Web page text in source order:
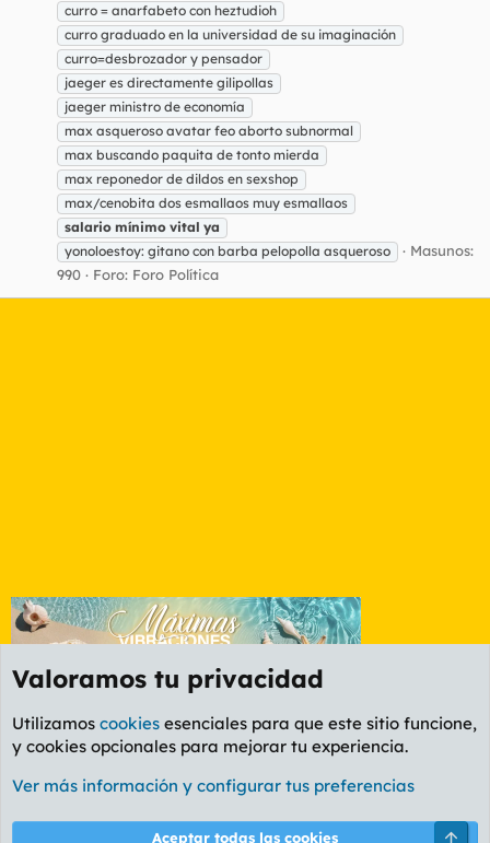
curro = anarfabeto con heztudioh
curro graduado en la universidad de su imaginación
curro=desbrozador y pensador
jaeger es directamente gilipollas
jaeger ministro de economía
max asqueroso avatar feo aborto subnormal
max buscando paquita de tonto mierda
max reponedor de dildos en sexshop
max/cenobita dos esmallaos muy esmallaos
salario mínimo vital ya
yonoloestoy: gitano con barba pelopolla asqueroso
Masunos:
990
Foro: Foro Política
Etiquetas
Cookies
PL OLDSTYLE AMARILLO
Valoramos tu privacidad
Utilizamos cookies esenciales para que este sitio funcione,
y cookies opcionales para mejorar tu experiencia.
Ver más información y configurar tus preferencias
Aceptar todas las cookies